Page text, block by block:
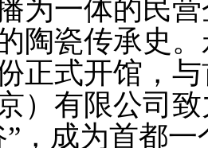
为一体的民
陶瓷传承史
正式开馆，
）有限公司
” ，成为首都